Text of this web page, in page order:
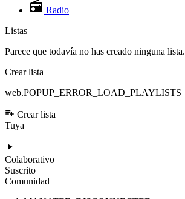
Radio
Listas
Parece que todavía no has creado ninguna lista.
Crear lista
web.POPUP_ERROR_LOAD_PLAYLISTS
Crear lista
Tuya
Colaborativo
Suscrito
Comunidad